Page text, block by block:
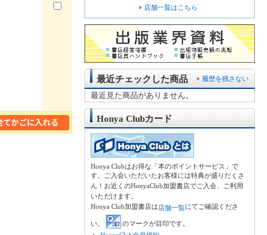
店舗一覧はこちら
履歴を残さない
最近チェックした商品
最近見た商品がありません。
Honya Clubカード
Honya Clubはお得な「本のポイントサービス」で
す。ご入会いただいたお客様には特典が盛りだくさ
ん！お近くのHonyaClub加盟書店でご入会、ご利用
いただけます。
Honya Club加盟書店は店舗一覧にてご確認くださ
い。
のマークが目印です。